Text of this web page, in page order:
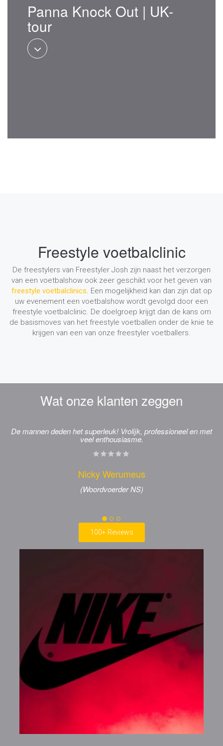
Panna Knock Out | UK-
tour
Freestyle voetbalclinic
De freestylers van Freestyler Josh zijn naast het verzorgen
van een voetbalshow ook zeer geschikt voor het geven van
freestyle voetbalclinics. Een mogelijkheid kan dan zijn dat op
uw evenement een voetbalshow wordt gevolgd door een
freestyle voetbalclinic. De doelgroep krijgt dan de kans om
de basismoves van het freestyle voetballen onder de knie te
krijgen van een van onze freestyler voetballers.
Wat onze klanten zeggen
De mannen deden het superleuk! Vrolijk, professioneel en met
veel enthousiasme.
Nicky Werumeus
(Woordvoerder NS)
100+ Reviews